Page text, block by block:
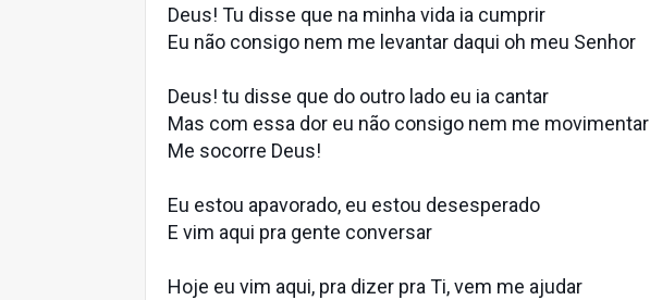
Deus! Tu disse que na minha vida ia cumprir
Eu não consigo nem me levantar daqui oh meu Senhor
Deus! tu disse que do outro lado eu ia cantar
Mas com essa dor eu não consigo nem me movimentar
Me socorre Deus!
Eu estou apavorado, eu estou desesperado
E vim aqui pra gente conversar
Hoje eu vim aqui, pra dizer pra Ti, vem me ajudar